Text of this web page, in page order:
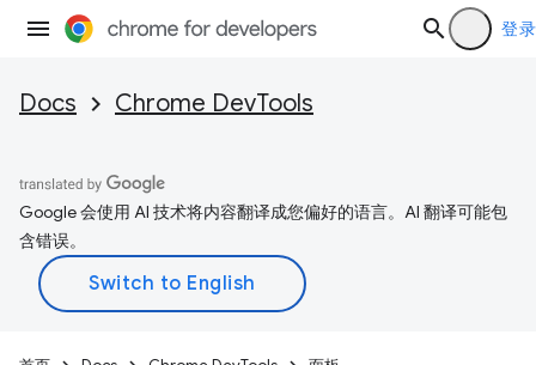
登录
Docs Chrome DevTools
Google 会使用 AI 技术将内容翻译成您偏好的语言。AI 翻译可能包
含错误。